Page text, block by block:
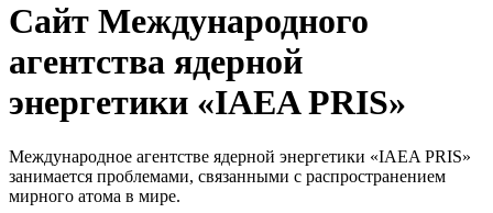
Сайт Международного
агентства ядерной
энергетики «IAEA PRIS»
Международное агентстве ядерной энергетики «IAEA PRIS»
занимается проблемами, связанными с распространением
мирного атома в мире.